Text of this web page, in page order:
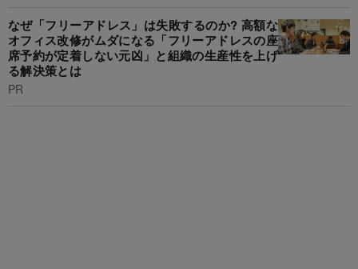
なぜ「フリーアドレス」は失敗するのか? 高額な
オフィス改修がムダになる「フリーアドレスの座
席予約が定着しない元凶」と組織の生産性を上げ
る解決策とは
PR